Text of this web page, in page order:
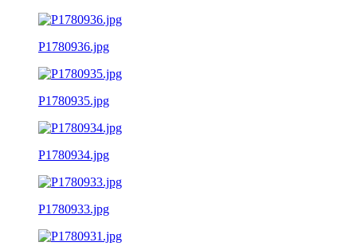
P1780936.jpg
P1780935.jpg
P1780934.jpg
P1780933.jpg